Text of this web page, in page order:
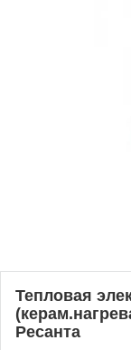
Тепловая
Ресанта